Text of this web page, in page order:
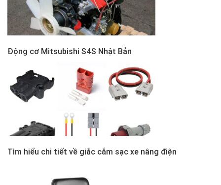
Động cơ Mitsubishi S4S Nhật Bản
Tìm hiểu chi tiết về giắc cắm sạc xe nâng điện